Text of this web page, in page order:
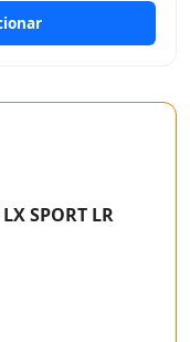
SPORT LR